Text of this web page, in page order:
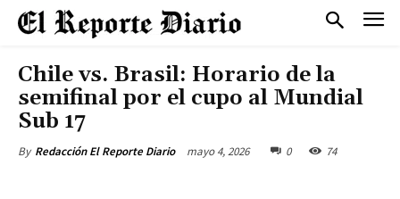
Chile vs. Brasil: Horario de la
semifinal por el cupo al Mundial
Sub 17
By Redacción El Reporte Diario mayo 4, 2026 0 74